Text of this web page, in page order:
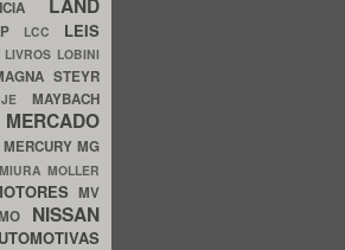
LCC LEIS
LIVROS LOBINI
STEYR
MAYBACH
MERCADO
MERCURYMG
MIURA MOLLER
MV
NISSAN